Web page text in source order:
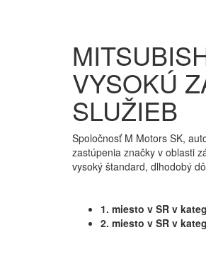
VYSOKÚ
SLUŽIEB
Spoločnosť M Motors SK,
zastúpenia značky v oblasti
vysoký štandard, dlhodobý
1. miesto v SR v
2. miesto v SR v